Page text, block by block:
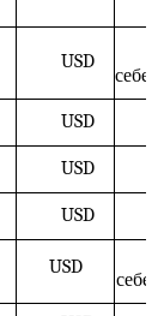
USD
USD
USD
USD
USD